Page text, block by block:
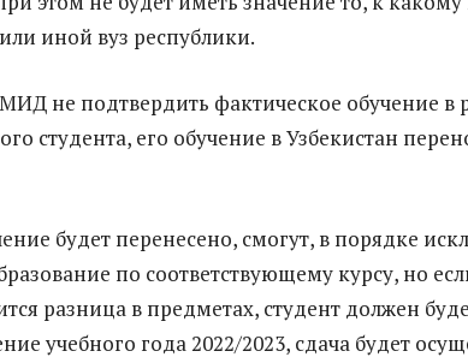
иной вуз республики.
МИД не подтвердить фактическое обучение в
студента, его обучение в Узбекистан
будет перенесено, смогут, в порядке
по соответствующему курсу, но
разница в предметах, студент должен
учебного года 2022/2023, сдача будет